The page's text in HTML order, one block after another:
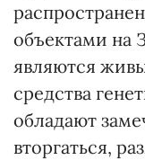
объектами на
являются
средства
обладают
вторгаться,